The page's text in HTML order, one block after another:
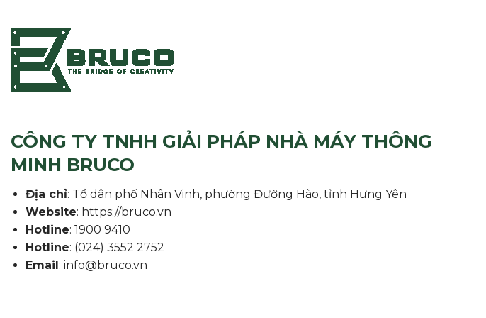
CÔNG TY TNHH GIẢI PHÁP NHÀ MÁY THÔNG
MINH BRUCO
Địa chỉ: Tổ dân phố Nhân Vinh, phường Đường Hào, tỉnh Hưng Yên
Website: https://bruco.vn
Hotline: 1900 9410
Hotline: (024) 3552 2752
Email: info@bruco.vn